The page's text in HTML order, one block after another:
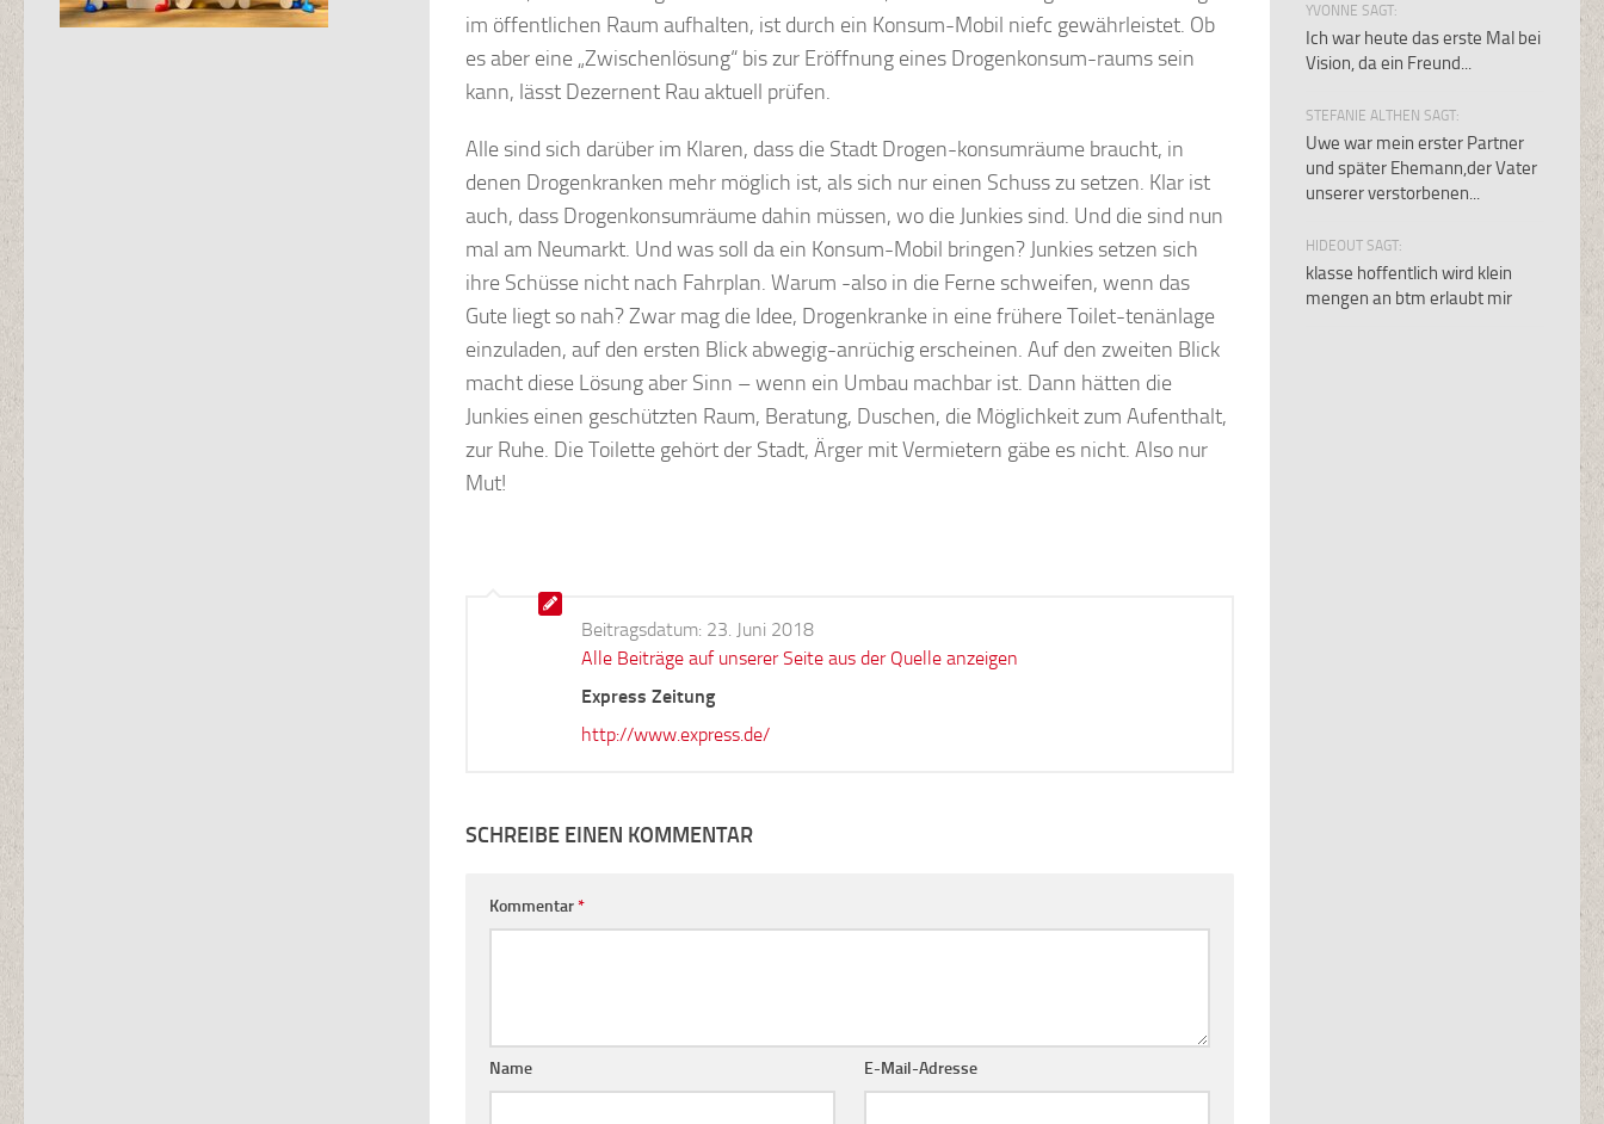
im öffentlichen Raum aufhalten, ist durch ein Konsum-Mobil niefc gewährleistet. Ob
es aber eine „Zwischenlösung“ bis zur Eröffnung eines Drogenkonsum-raums sein
kann, lässt Dezernent Rau aktuell prüfen.
Alle sind sich darüber im Klaren, dass die Stadt Drogen-konsumräume braucht, in
denen Drogenkranken mehr möglich ist, als sich nur einen Schuss zu setzen. Klar ist
auch, dass Drogenkonsumräume dahin müssen, wo die Junkies sind. Und die sind nun
mal am Neumarkt. Und was soll da ein Konsum-Mobil bringen? Junkies setzen sich
ihre Schüsse nicht nach Fahrplan. Warum -also in die Ferne schweifen, wenn das
Gute liegt so nah? Zwar mag die Idee, Drogenkranke in eine frühere Toilet-tenänlage
einzuladen, auf den ersten Blick abwegig-anrüchig erscheinen. Auf den zweiten Blick
macht diese Lösung aber Sinn – wenn ein Umbau machbar ist. Dann hätten die
Junkies einen geschützten Raum, Beratung, Duschen, die Möglichkeit zum Aufenthalt,
zur Ruhe. Die Toilette gehört der Stadt, Ärger mit Vermietern gäbe es nicht. Also nur
Mut!
Beitragsdatum: 23. Juni 2018
Alle Beiträge auf unserer Seite aus der Quelle anzeigen
Express Zeitung
http://www.express.de/
SCHREIBE EINEN KOMMENTAR
Kommentar*
Name E-Mail-Adresse
YVONNE SAGT:
Ich war heute das erste Mal bei
Vision, da ein Freund...
STEFANIE ALTHEN SAGT:
Uwe war mein erster Partner
und später Ehemann,der Vater
unserer verstorbenen...
HIDEOUT SAGT:
klasse hoffentlich wird klein
mengen an btm erlaubt mir